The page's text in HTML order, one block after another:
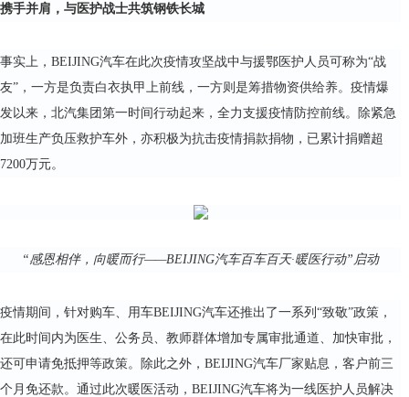
携手并肩，与医护战士共筑钢铁长城
事实上，BEIJING汽车在此次疫情攻坚战中与援鄂医护人员可称为“战
友”，一方是负责白衣执甲上前线，一方则是筹措物资供给养。疫情爆
发以来，北汽集团第一时间行动起来，全力支援疫情防控前线。除紧急
加班生产负压救护车外，亦积极为抗击疫情捐款捐物，已累计捐赠超
7200万元。
“感恩相伴，向暖而行——BEIJING汽车百车百天·暖医行动”启动
疫情期间，针对购车、用车BEIJING汽车还推出了一系列“致敬”政策，
在此时间内为医生、公务员、教师群体增加专属审批通道、加快审批，
还可申请免抵押等政策。除此之外，BEIJING汽车厂家贴息，客户前三
个月免还款。通过此次暖医活动，BEIJING汽车将为一线医护人员解决